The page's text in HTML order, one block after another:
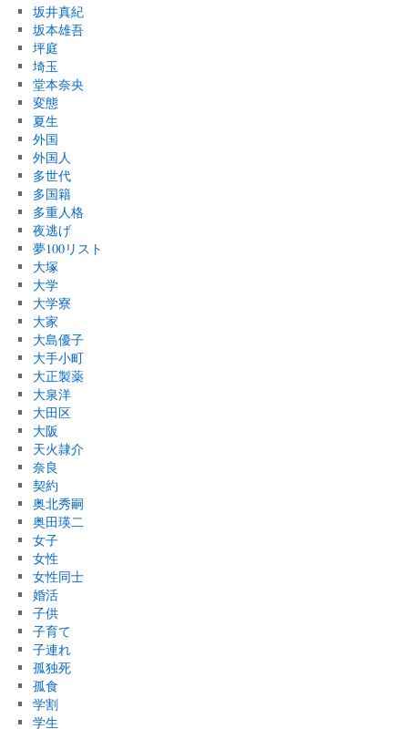
坂井真紀
坂本雄吾
坪庭
埼玉
堂本奈央
変態
夏生
外国
外国人
多世代
多国籍
多重人格
夜逃げ
夢100リスト
大塚
大学
大学寮
大家
大島優子
大手小町
大正製薬
大泉洋
大田区
大阪
天火隷介
奈良
契約
奥北秀嗣
奥田瑛二
女子
女性
女性同士
婚活
子供
子育て
子連れ
孤独死
孤食
学割
学生